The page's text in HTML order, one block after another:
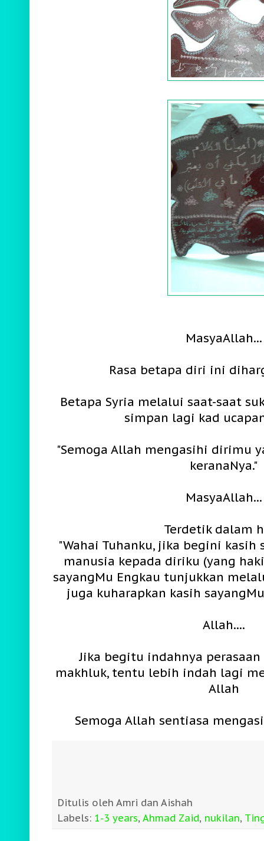
MasyaAllah...
Rasa betapa diri ini
Betapa Syria melalui saat-saat
simpan lagi kad
"Semoga Allah mengasihi dirimu
keranaNya."
MasyaAllah...
Terdetik dalam
"Wahai Tuhanku, jika begini kasih
manusia kepada diriku (yang
sayangMu Engkau tunjukkan
juga kuharapkan kasih
Allah....
Jika begitu indahnya
makhluk, tentu lebih indah lagi
Allah
Semoga Allah sentiasa
Ditulis oleh Amri dan Aishah
Labels: 1-3 years, Ahmad Zaid, nukilan,